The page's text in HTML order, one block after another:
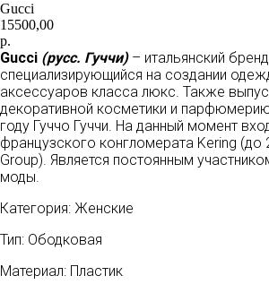
Gucci
15500,00
р.
Gucci (русс. Гуччи)– итальянский
специализирующийся на создании
аксессуаров класса люкс. Также
декоративной косметики и
году Гуччо Гуччи. На данный момент
французского конгломерата Kering (до
Group). Является постоянным
моды.
Категория: Женские
Тип: Ободковая
Материал: Пластик